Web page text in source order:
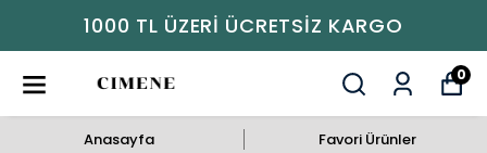
1000 TL ÜZERI ÜCRETSIZ KARGO
0
Anasayfa Favori Ürünler